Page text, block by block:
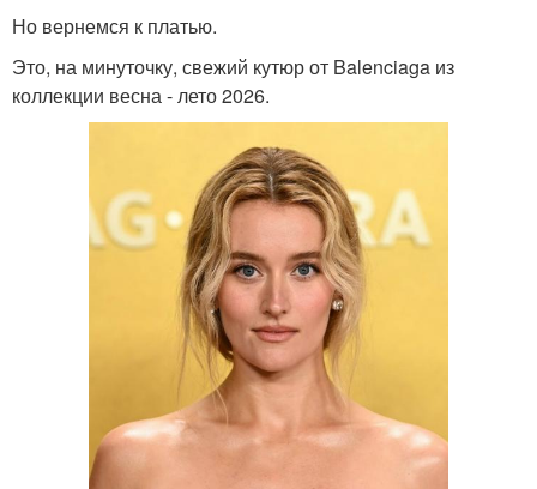
Но вернемся к платью.
Это, на минуточку, свежий кутюр от Balenciaga из
коллекции весна - лето 2026.